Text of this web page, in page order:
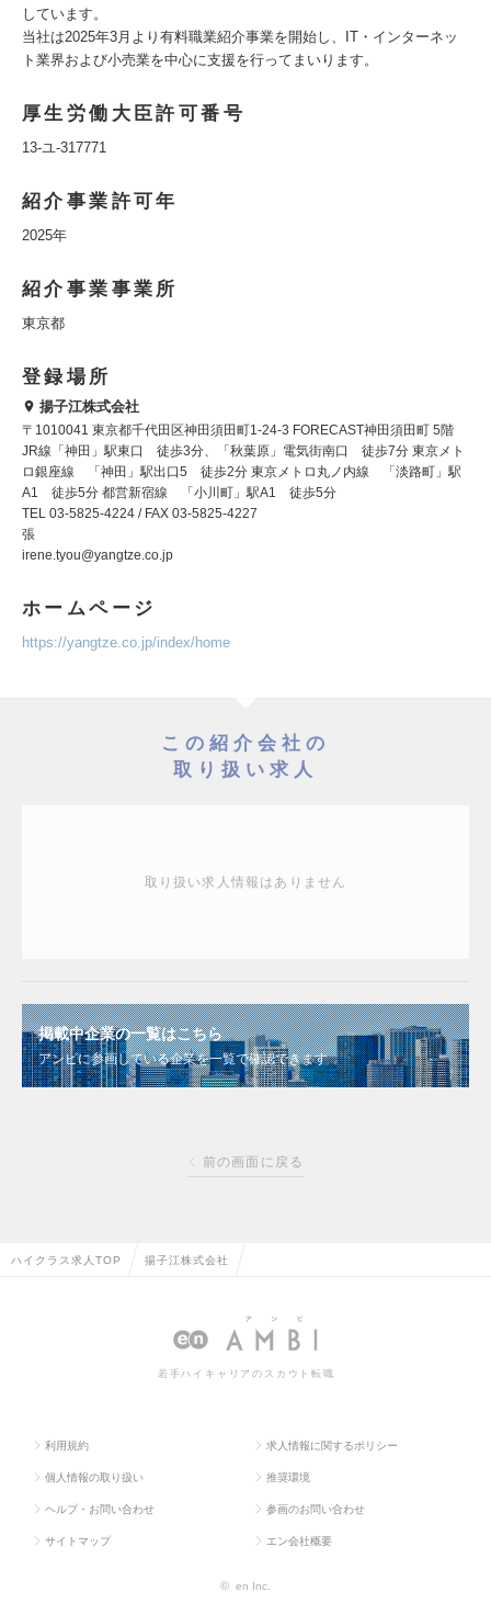
しています。
当社は2025年3月より有料職業紹介事業を開始し、IT・インターネッ
ト業界および小売業を中心に支援を行ってまいります。
厚生労働大臣許可番号
13-ユ-317771
紹介事業許可年
2025年
紹介事業事業所
東京都
登録場所
揚子江株式会社
〒1010041 東京都千代田区神田須田町1-24-3 FORECAST神田須田町 5階
JR線「神田」駅東口 徒歩3分、「秋葉原」電気街南口 徒歩7分 東京メト
ロ銀座線 「神田」駅出口5 徒歩2分 東京メトロ丸ノ内線 「淡路町」駅
A1 徒歩5分 都営新宿線 「小川町」駅A1 徒歩5分
TEL 03-5825-4224 / FAX 03-5825-4227
張
irene.tyou@yangtze.co.jp
ホームページ
https://yangtze.co.jp/index/home
この紹介会社の
取り扱い求人
取り扱い求人情報はありません
掲載中企業の一覧はこちら
アンビに参画している企業を一覧で確認できます
前の画面に戻る
ハイクラス求人TOP 揚子江株式会社
若手ハイキャリアのスカウト転職
利用規約 求人情報に関するポリシー
個人情報の取り扱い 推奨環境
ヘルプ・お問い合わせ 参画のお問い合わせ
サイトマップ エン会社概要
© en Inc.